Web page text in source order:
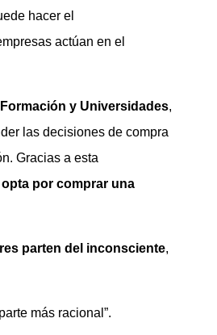
hacer el
actúan en el
y Universidades,
las decisiones de compra
Gracias a esta
por comprar una
parten del inconsciente,
más racional”.